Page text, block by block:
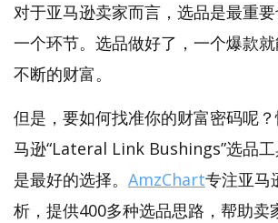
对于亚马逊卖家而言，选品是最重
一个环节。选品做好了，一个爆款
不断的财富。
但是，要如何找准你的财富密码呢
马逊“Lateral Link Bushings”选品
是最好的选择。 AmzChart专注亚马
析，提供400多种选品思路，帮助卖